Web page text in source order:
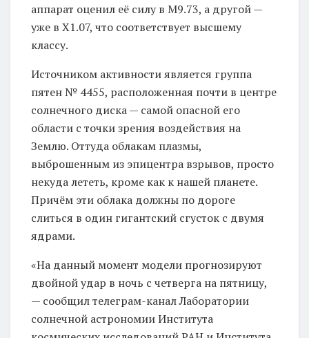
аппарат оценил её силу в M9.73, а другой —
уже в X1.07, что соответствует высшему
классу.
Источником активности является группа
пятен № 4455, расположенная почти в центре
солнечного диска — самой опасной его
области с точки зрения воздействия на
Землю. Оттуда облакам плазмы,
выброшенным из эпицентра взрывов, просто
некуда лететь, кроме как к нашей планете.
Причём эти облака должны по дороге
слиться в один гигантский сгусток с двумя
ядрами.
«На данный момент модели прогнозируют
двойной удар в ночь с четверга на пятницу,
— сообщил телеграм-канал Лаборатории
солнечной астрономии Института